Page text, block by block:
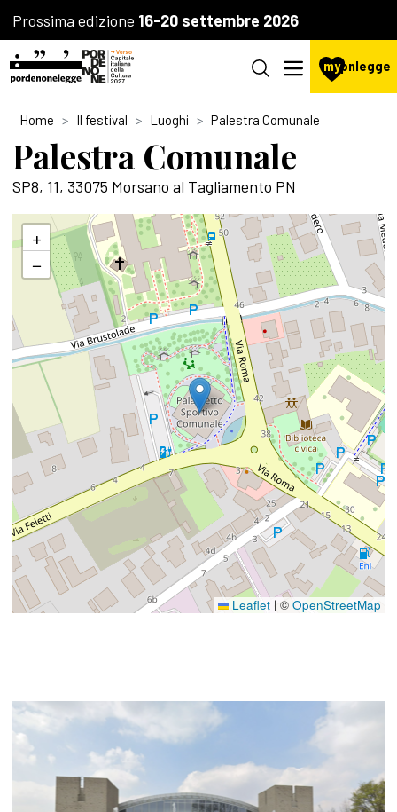
Prossima edizione 16-20 settembre 2026
mypnlegge
Home Il festival Luoghi Palestra Comunale
Palestra Comunale
SP8, 11, 33075 Morsano al Tagliamento PN
+
−
Leaflet | © OpenStreetMap